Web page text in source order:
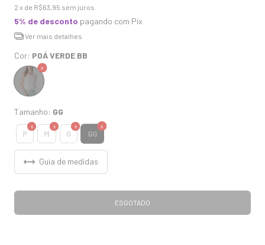
2 x de R$63,95 sem juros
5% de desconto pagando com Pix
Ver mais detalhes
Cor: POÁ VERDE BB
Tamanho: GG
P M G GG
Guia de medidas